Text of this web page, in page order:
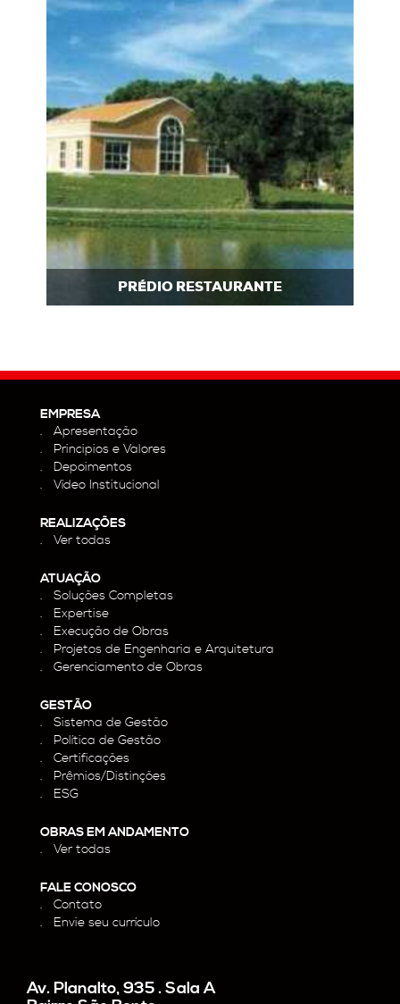
PRÉDIO RESTAURANTE
EMPRESA
Apresentação
Principios e Valores
Depoimentos
Vídeo Institucional
REALIZAÇÕES
Ver todas
ATUAÇÃO
Soluções Completas
Expertise
Execução de Obras
Projetos de Engenharia e Arquitetura
Gerenciamento de Obras
GESTÃO
Sistema de Gestão
Política de Gestão
Certificações
Prêmios/Distinções
ESG
OBRAS EM ANDAMENTO
Ver todas
FALE CONOSCO
Contato
Envie seu currículo
Av. Planalto, 935 . Sala A